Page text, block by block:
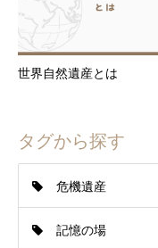
世界自然遺産とは
タグから探す
危機遺産
記憶の場